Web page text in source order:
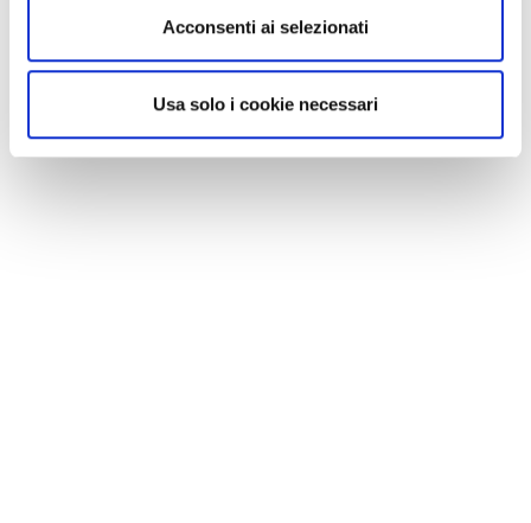
Acconsenti ai selezionati
Usa solo i cookie necessari